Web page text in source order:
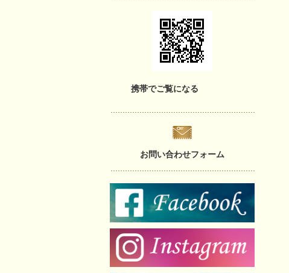
携帯でご覧になる
お問い合わせフォーム